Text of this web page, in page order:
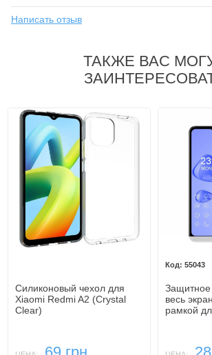
Написать отзыв
ТАКЖЕ ВАС
Силиконовый чехол для
Xiaomi Redmi A2 (Crystal
Clear)
55043
Защитное
весь
рамкой